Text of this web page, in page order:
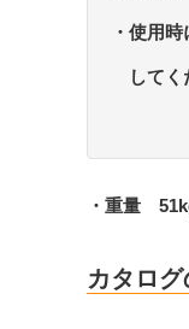
・使用
してく
・重量
カタロ